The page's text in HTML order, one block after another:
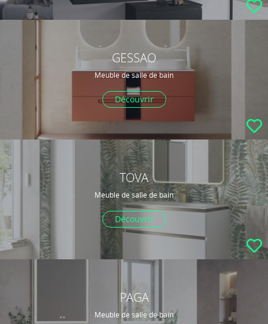
GESSAO
Meuble de salle de bain
Découvrir
TOVA
Meuble de salle de bain
Découvrir
PAGA
Meuble de salle de bain